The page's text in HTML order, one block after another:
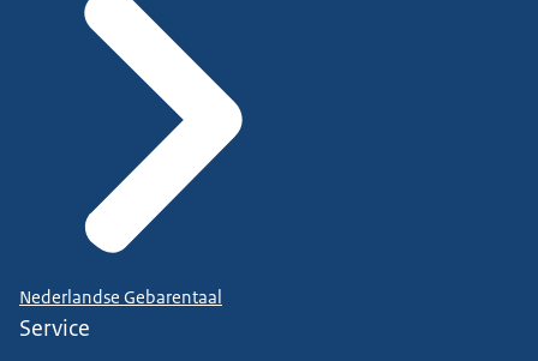
Nederlandse Gebarentaal
Service